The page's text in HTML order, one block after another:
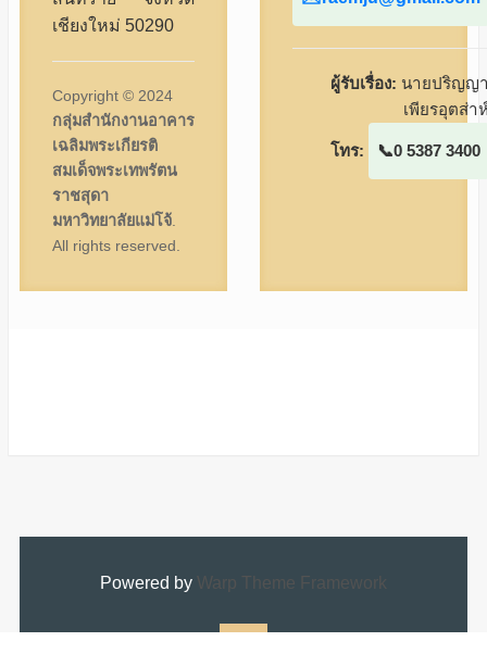
เชียงใหม่ 50290
Copyright © 2024
กลุ่มสำนักงานอาคาร
เฉลิมพระเกียรติ
สมเด็จพระเทพรัตน
ราชสุดา
มหาวิทยาลัยแม่โจ้
All rights reserved.
ผู้รับเรื่อง: นายปริญญ
เพียรอุตส่า
โทร: 0 5387 3400
Powered by Warp Theme Framework